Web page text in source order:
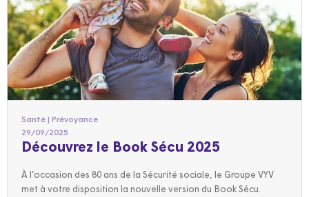
Santé | Prévoyance
29/09/2025
Découvrez le Book Sécu 2025
À l’occasion des 80 ans de la Sécurité sociale, le Groupe VYV
met à votre disposition la nouvelle version du Book Sécu.